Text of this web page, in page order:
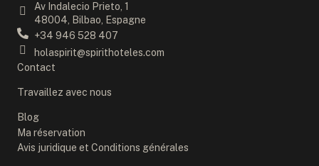
Av Indalecio Prieto, 1
48004, Bilbao, Espagne
+34 946 528 407
holaspirit@spirithoteles.com
Contact
Travaillez avec nous
Blog
Ma réservation
Avis juridique et Conditions générales